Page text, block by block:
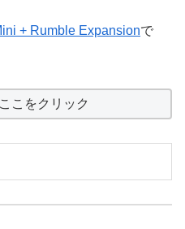
+ Rumble Expansionで
こをクリック